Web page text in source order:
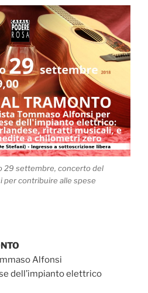
29 settembre, concerto del
per contribuire alle spese
Alfonsi
dell’impianto elettrico